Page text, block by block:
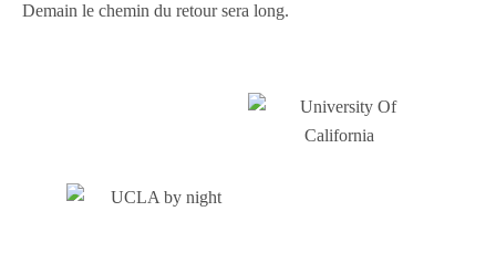
Demain le chemin du retour sera long.